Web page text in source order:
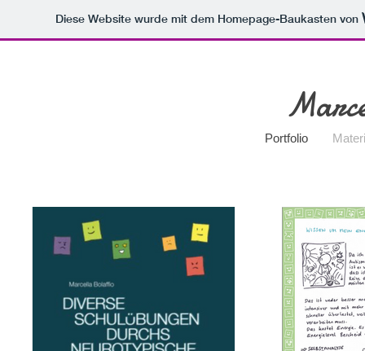
Diese Website wurde mit dem Homepage-Baukasten von
Portfolio